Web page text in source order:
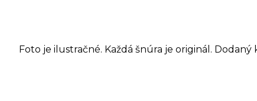
Foto je ilustračné. Každá šnúra je originál.